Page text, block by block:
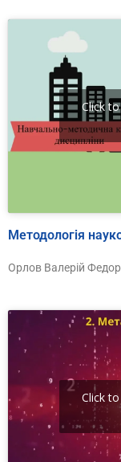
Click
Методологія
Орлов Валерій
Click